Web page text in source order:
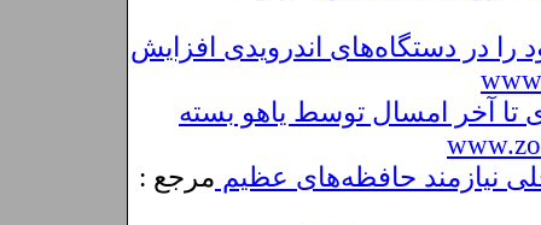
را در دستگاه‌های اندرویدی افزایش
تا آخر امسال توسط یاهو بسته
نیازمند حافظه‌های عظیم مرجع :